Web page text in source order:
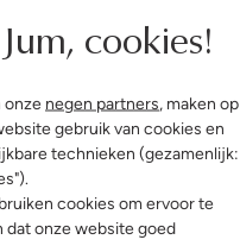
Jum, cookies!
onze negen partners, maken op
gebruik van cookies en
technieken (gezamenlijk:
cookies om ervoor te
dat onze website goed